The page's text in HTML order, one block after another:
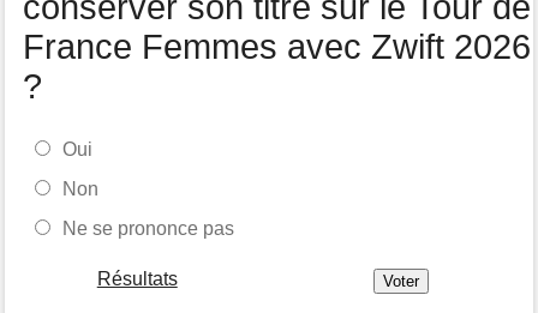
France Femmes avec Zwift 2026
?
Oui
Non
Ne se prononce pas
Résultats